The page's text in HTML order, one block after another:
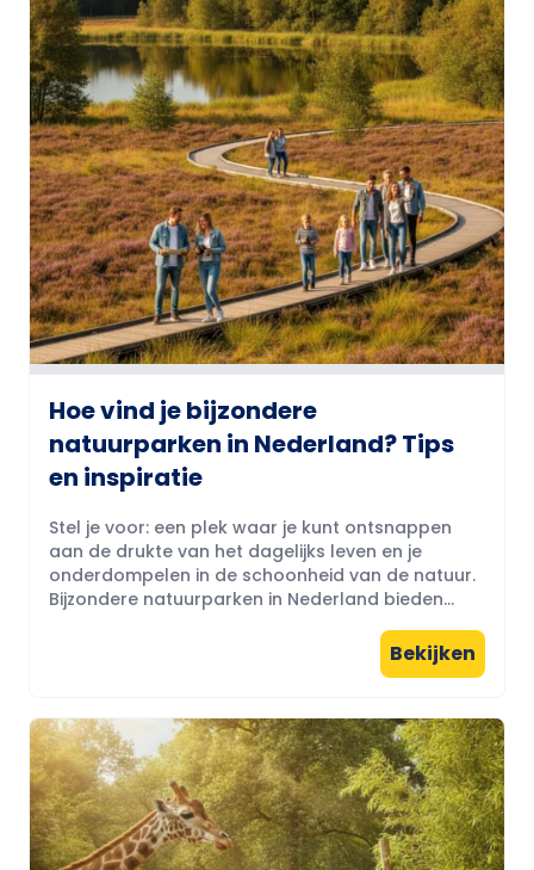
Hoe vind je bijzondere
natuurparken in Nederland? Tips
en inspiratie
Stel je voor: een plek waar je kunt ontsnappen
aan de drukte van het dagelijks leven en je
onderdompelen in de schoonheid van de natuur.
Bijzondere natuurparken in Nederland bieden...
Bekijken